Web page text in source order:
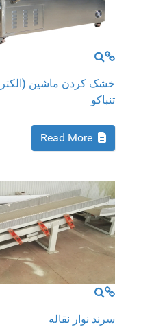
خشک کردن ماشین
تنباکو
سرند نوار نقاله